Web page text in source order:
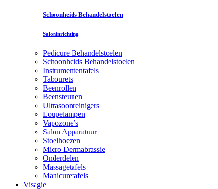
Schoonheids Behandelstoelen
Saloninrichting
Pedicure Behandelstoelen
Schoonheids Behandelstoelen
Instrumententafels
Tabourets
Beenrollen
Beensteunen
Ultrasoonreinigers
Loupelampen
Vapozone’s
Salon Apparatuur
Stoelhoezen
Micro Dermabrassie
Onderdelen
Massagetafels
Manicuretafels
Visagie